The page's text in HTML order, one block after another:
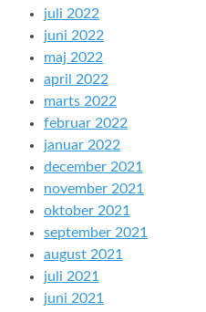
juli 2022
juni 2022
maj 2022
april 2022
marts 2022
februar 2022
januar 2022
december 2021
november 2021
oktober 2021
september 2021
august 2021
juli 2021
juni 2021